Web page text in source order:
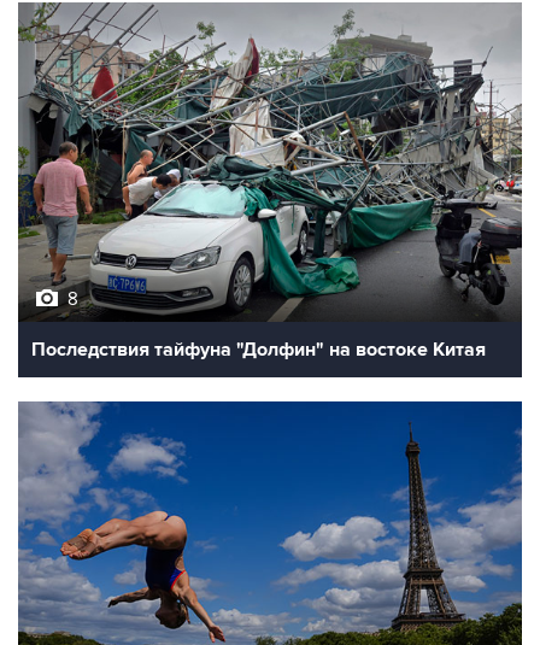
8
Последствия тайфуна "Долфин" на востоке Китая